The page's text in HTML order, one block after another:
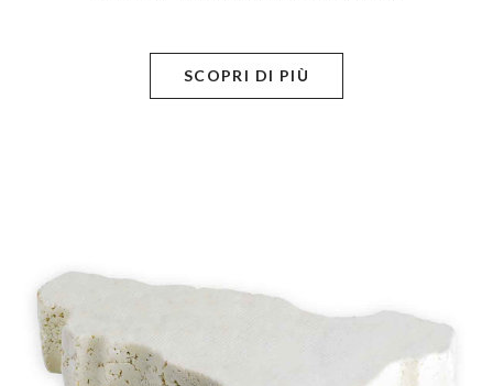
SCOPRI DI PIÙ